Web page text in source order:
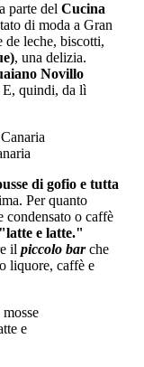
parte del Cucina
di moda a Gran
de leche, biscotti,
, una delizia.
Novillo
E, quindi, da lì
di gofio e tutta
Per quanto
condensato o caffè
"latte e latte."
il piccolo barche
liquore, caffè e
e